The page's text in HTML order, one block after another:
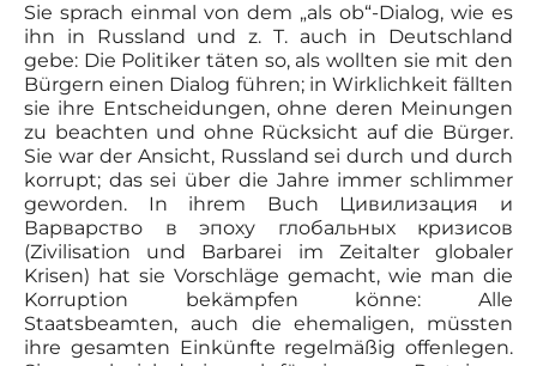
Sie sprach einmal von dem „als ob“-Dialog, wie es
ihn in Russland und z. T. auch in Deutschland
gebe: Die Politiker täten so, als wollten sie mit den
Bürgern einen Dialog führen; in Wirklichkeit fällten
sie ihre Entscheidungen, ohne deren Meinungen
zu beachten und ohne Rücksicht auf die Bürger.
Sie war der Ansicht, Russland sei durch und durch
korrupt; das sei über die Jahre immer schlimmer
geworden. In ihrem Buch Цивилизация и
Варварство в эпоху глобальных кризисов
(Zivilisation und Barbarei im Zeitalter globaler
Krisen) hat sie Vorschläge gemacht, wie man die
Korruption bekämpfen könne: Alle
Staatsbeamten, auch die ehemaligen, müssten
ihre gesamten Einkünfte regelmäßig offenlegen.